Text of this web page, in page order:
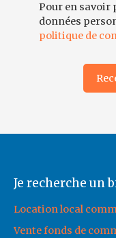
Pour en savoir
données
politique de
Je recherche un
Location local
Vente fonds de